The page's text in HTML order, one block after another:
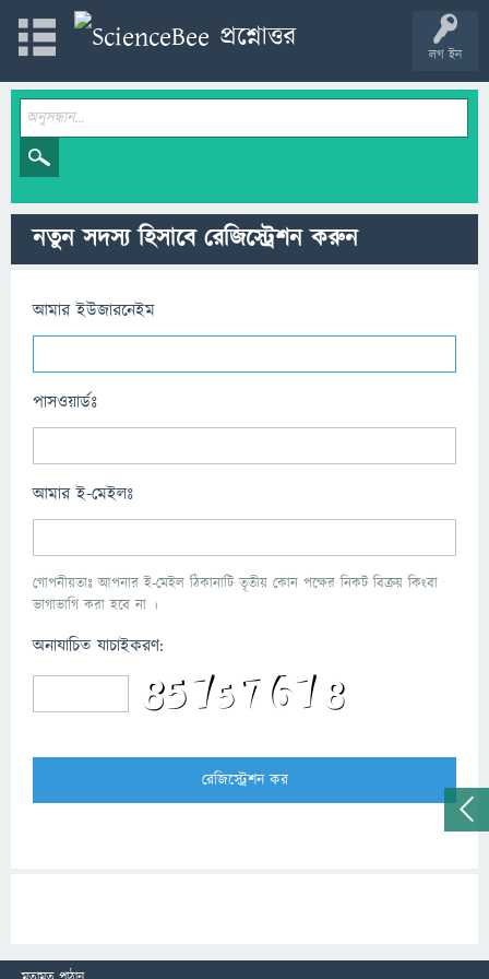
লগ ইন
নতুন সদস্য হিসাবে রেজিস্ট্রেশন করুন
আমার ইউজারনেইম
পাসওয়ার্ডঃ
আমার ই-মেইলঃ
গোপনীয়তাঃ আপনার ই-মেইল ঠিকানাটি তৃতীয় কোন পক্ষের নিকট বিক্রয় কিংবা
ভাগাভাগি করা হবে না ।
অনাযাচিত যাচাইকরণ: